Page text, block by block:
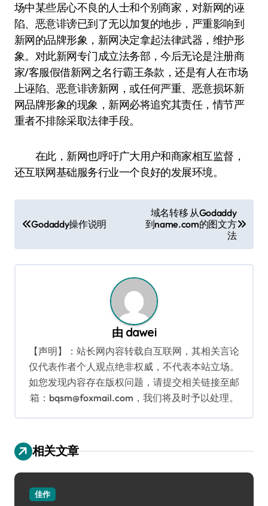
场中某些居心不良的人士和个别商家，对新网的诬
陷、恶意诽谤已到了无以加复的地步，严重影响到
新网的品牌形象，新网决定拿起法律武器，维护形
象。对此新网专门成立法务部，今后无论是注册商
家/客服假借新网之名行霸王条款，还是有人在市场
上诬陷、恶意诽谤新网，或任何严重、恶意损坏新
网品牌形象的现象，新网必将追究其责任，情节严
重者不排除采取法律手段。
在此，新网也呼吁广大用户和商家相互监督，
还互联网基础服务行业一个良好的发展环境。
章
导
航
Godaddy操作说明
域名转移 从Godaddy
到name.com的图文方
法
由 dawei
【声明】：站长网内容转载自互联网，其相关言论
仅代表作者个人观点绝非权威，不代表本站立场。
如您发现内容存在版权问题，请提交相关链接至邮
箱：bqsm@foxmail.com，我们将及时予以处理。
相关文章
佳作